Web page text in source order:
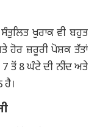
ਖੁਰਾਕ ਵੀ ਬਹੁਤ
ਹੋਰ ਜ਼ਰੂਰੀ ਪੋਸ਼ਕ ਤੱਤਾਂ
ਤੋਂ 8 ਘੰਟੇ ਦੀ ਨੀਂਦ ਅਤੇ
ਹੈ।